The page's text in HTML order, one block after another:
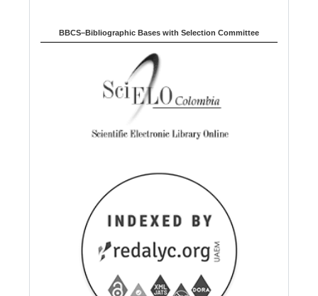
BBCS–Bibliographic Bases with Selection Committee